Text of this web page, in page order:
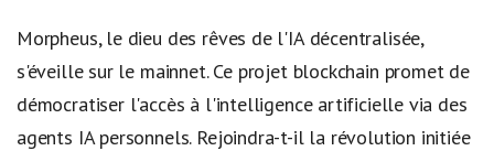
Morpheus, le dieu des rêves de l'IA décentralisée,
s'éveille sur le mainnet. Ce projet blockchain promet de
démocratiser l'accès à l'intelligence artificielle via des
agents IA personnels. Rejoindra-t-il la révolution initiée